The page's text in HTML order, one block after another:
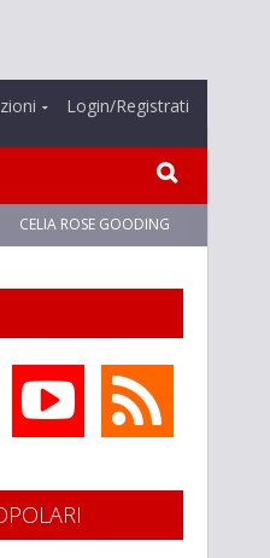
Login/Registrati
CELIA ROSE GOODING